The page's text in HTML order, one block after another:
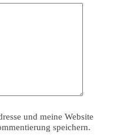
und meine Website
speichern.